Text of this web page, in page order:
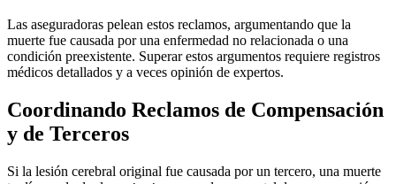
Las aseguradoras pelean estos reclamos, argumentando que la
muerte fue causada por una enfermedad no relacionada o una
condición preexistente. Superar estos argumentos requiere registros
médicos detallados y a veces opinión de expertos.
Coordinando Reclamos de Compensación
y de Terceros
Si la lesión cerebral original fue causada por un tercero, una muerte